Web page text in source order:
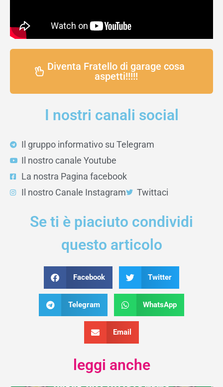
Diventa Fratello di garage cosa
aspetti!!!!!
I nostri canali social
Il gruppo informativo su Telegram
Il nostro canale Youtube
La nostra Pagina facebook
Il nostro Canale Instagram
Twittaci
Se ti è piaciuto condividi
questo articolo
Facebook Twitter
Telegram WhatsApp
Email
leggi anche